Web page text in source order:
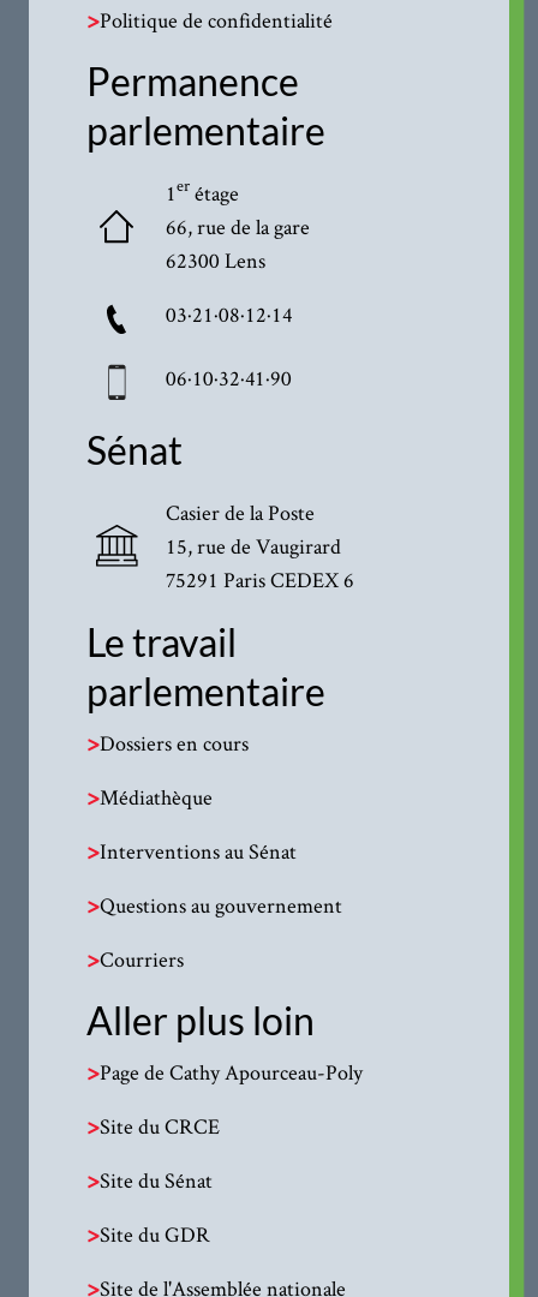
>Politique de confidentialité
Permanence
parlementaire
1erétage
66, rue de la gare
62300 Lens
03·21·08·12·14
06·10·32·41·90
Sénat
Casier de la Poste
15, rue de Vaugirard
75291 Paris CEDEX 6
Le travail
parlementaire
>Dossiers en cours
>Médiathèque
>Interventions au Sénat
>Questions au gouvernement
>Courriers
Aller plus loin
>Page de Cathy Apourceau-Poly
>Site du CRCE
>Site du Sénat
>Site du GDR
>Site de l'Assemblée nationale